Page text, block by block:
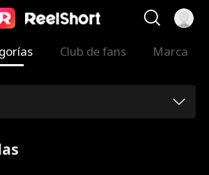
Club de fans Marca